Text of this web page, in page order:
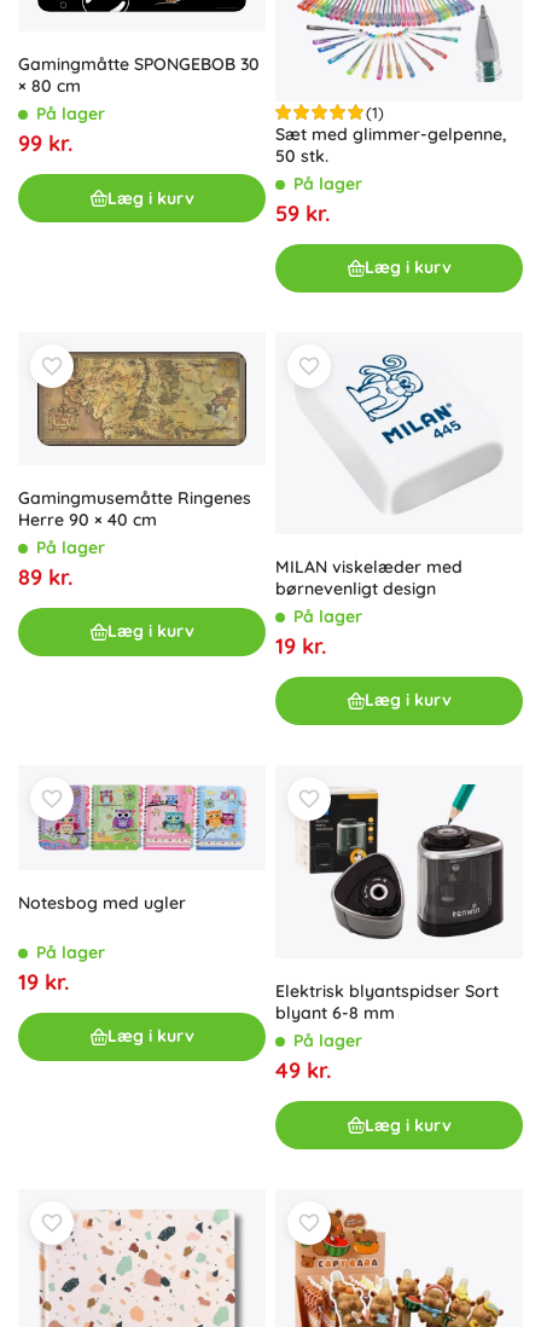
Gamingmåtte SPONGEBOB 30
× 80 cm
På lager
99 kr.
Læg i kurv
(1)
Sæt med glimmer-gelpenne,
50 stk.
På lager
59 kr.
Læg i kurv
Gamingmusemåtte Ringenes
Herre 90 × 40 cm
På lager
89 kr.
Læg i kurv
MILAN viskelæder med
børnevenligt design
På lager
19 kr.
Læg i kurv
Notesbog med ugler
På lager
19 kr.
Læg i kurv
Elektrisk blyantspidser Sort
blyant 6-8 mm
På lager
49 kr.
Læg i kurv